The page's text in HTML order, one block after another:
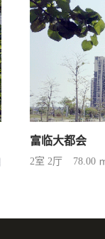
富临大都会
2室 2厅 78.00